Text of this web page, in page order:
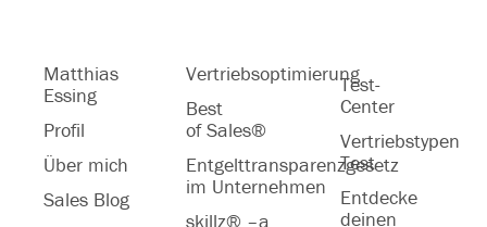
Matthias
Essing
Profil
Über mich
Sales Blog
Vertriebsoptimierung
Best
of Sales®
Entgelttransparenzgesetz
im Unternehmen
skillz® –a
Test-
Center
Vertriebstypen
Test
Entdecke
deinen